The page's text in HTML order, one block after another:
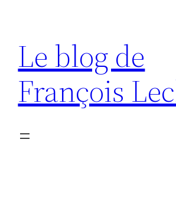
contenu
Le blog de
François